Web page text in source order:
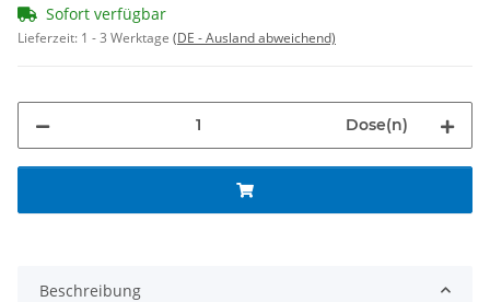
Sofort verfügbar
Lieferzeit: 1 - 3 Werktage (DE - Ausland abweichend)
Dose(n)
Beschreibung